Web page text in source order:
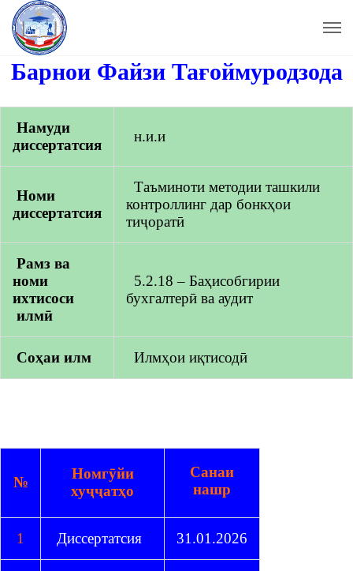
Барнои Файзи Тағоймуродзода
Намуди
диссертатсия
н.и.и
Номи
диссертатсия
Таъминоти методии ташкили
контроллинг дар бонкҳои
тиҷоратӣ
Рамз ва
номи
ихтисоси
илмӣ
5.2.18 – Баҳисобгирии
бухгалтерӣ ва аудит
Coҳaи илм Илмҳои иқтисодӣ
№
Номгӯйи
хуҷҷатҳо
Санаи
нашр
1 Диссертатсия 31.01.2026